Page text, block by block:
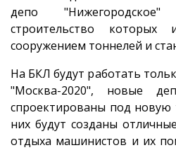
депо
строительство которых
сооружением тоннелей и
На БКЛ будут работать
"Москва-2020", новые
спроектированы под новую
них будут созданы
отдыха машинистов и их